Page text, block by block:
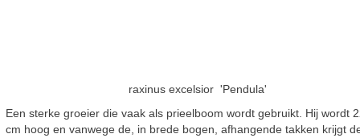
raxinus excelsior 'Pendula'
Een sterke groeier die vaak als prieelboom wordt gebruikt. Hij wordt
cm hoog en vanwege de, in brede bogen, afhangende takken krijgt